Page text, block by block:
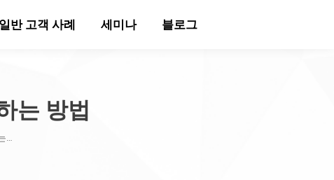
일반 고객 사례 세미나 블로그
는 방법
…